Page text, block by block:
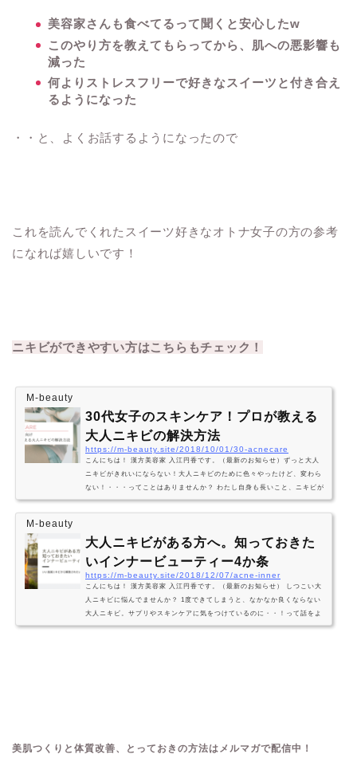
美容家さんも食べてるって聞くと安心したw
このやり方を教えてもらってから、肌への悪影響も
減った
何よりストレスフリーで好きなスイーツと付き合え
るようになった
・・と、よくお話するようになったので
これを読んでくれたスイーツ好きなオトナ女子の方の参考
になれば嬉しいです！
ニキビができやすい方はこちらもチェック！
M-beauty
30代女子のスキンケア！プロが教える
大人ニキビの解決方法
https://m-beauty.site/2018/10/01/30-acnecare
こんにちは！ 漢方美容家 入江円香です。（最新のお知らせ）ずっと大人
ニキビがきれいにならない！大人ニキビのために色々やったけど、変わら
ない！・・・ってことはありませんか？ わたし自身も長いこと、ニキビが
治らずニキビのためにスキンケア・エステ・機械・サプリメントと色々や
ったのに、全然きれいにならなくて困っていたひとりでした。（それが美
いになった今思うのは大人ニキビを解消するには、きれいになるステップ
を知り実践すること…
M-beauty
大人ニキビがある方へ。知っておきた
いインナービューティー4か条
https://m-beauty.site/2018/12/07/acne-inner
こんにちは！ 漢方美容家 入江円香です。（最新のお知らせ） しつこい大
人ニキビに悩んでませんか？ 1度できてしまうと、なかなか良くならない
大人ニキビ。サプリやスキンケアに気をつけているのに・・！って話をよ
く耳にします。 そんな時、ちょっと意識を向けたいのが、食べているもの
美肌つくりと体質改善、とっておきの方法はメルマガで配信中！